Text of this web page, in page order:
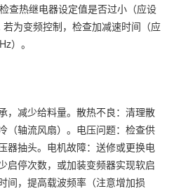
查热继电器设定值是否过小（应设
为变频控制，检查加减速时间（应
）。
，减少给料量。散热不良：清理散
（轴流风扇）。电压问题：检查供
器抽头。电机故障：送修或更换电
启停次数，或加装变频器实现软启
间，提高载波频率（注意增加损